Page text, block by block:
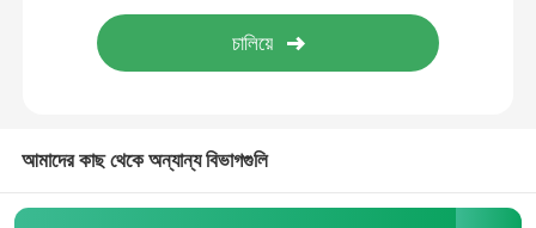
আমাদের কাছ থেকে অন্যান্য বিভাগগুলি